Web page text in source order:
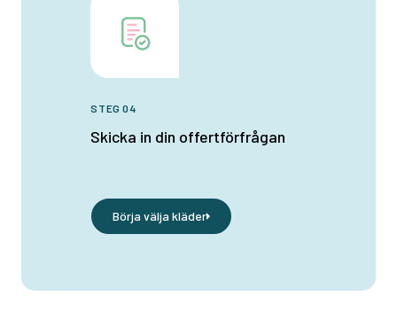
STEG 04
Skicka in din offertförfrågan
Börja välja kläder